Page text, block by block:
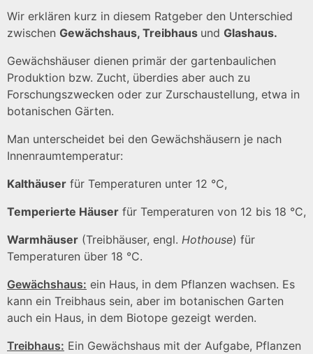
Wir erklären kurz in diesem Ratgeber den Unterschied
zwischen Gewächshaus, Treibhaus und Glashaus.
Gewächshäuser dienen primär der gartenbaulichen
Produktion bzw. Zucht, überdies aber auch zu
Forschungszwecken oder zur Zurschaustellung, etwa in
botanischen Gärten.
Man unterscheidet bei den Gewächshäusern je nach
Innenraumtemperatur:
Kalthäuser für Temperaturen unter 12 °C,
Temperierte Häuser für Temperaturen von 12 bis 18 °C,
Warmhäuser (Treibhäuser, engl. Hothouse) für
Temperaturen über 18 °C.
Gewächshaus: ein Haus, in dem Pflanzen wachsen. Es
kann ein Treibhaus sein, aber im botanischen Garten
auch ein Haus, in dem Biotope gezeigt werden.
Treibhaus: Ein Gewächshaus mit der Aufgabe, Pflanzen